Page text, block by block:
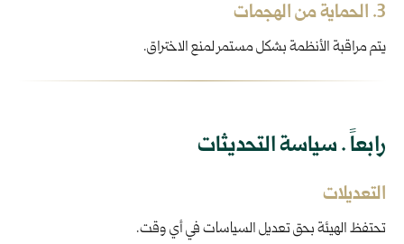
3. الحماية من الهجمات
يتم مراقبة الأنظمة بشكل مستمر لمنع الاختراق.
رابعاً . سياسة التحديثات
التعديلات
تحتفظ الهيئة بحق تعديل السياسات في أي وقت.